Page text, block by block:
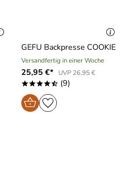
GEFU Backpresse COOKIE
Versandfertig in einer Woche
25,95 €* UVP 26,95 €
****/ (9)